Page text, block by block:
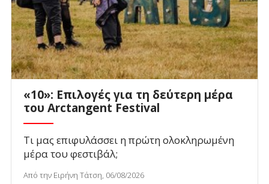
«10»: Επιλογές για τη δεύτερη μέρα
του Arctangent Festival
Τι μας επιφυλάσσει η πρώτη ολοκληρωμένη
μέρα του φεστιβάλ;
Από την Ειρήνη Τάτση, 06/08/2026